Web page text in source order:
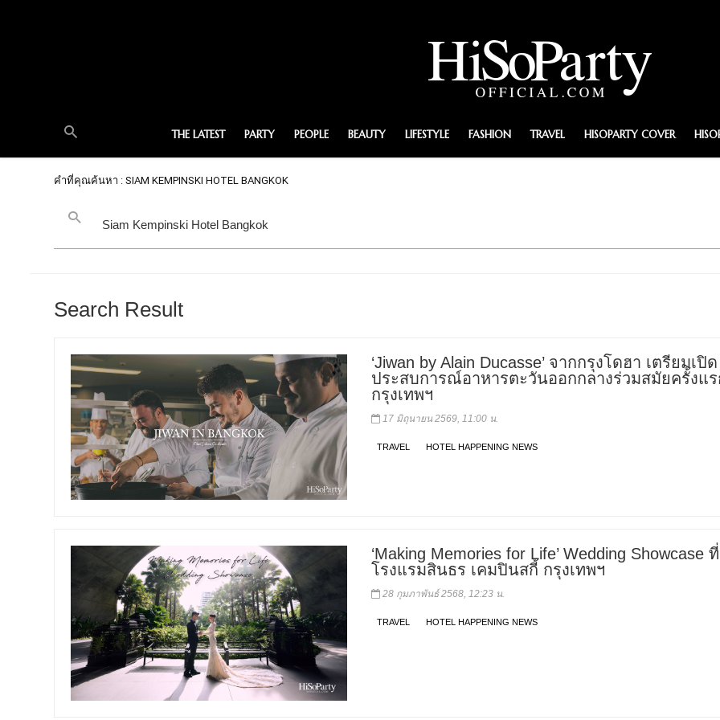
THE LATEST PARTY PEOPLE BEAUTY LIFESTYLE FASHION TRAVEL HISOPARTY COVER
คำที่คุณค้นหา : SIAM KEMPINSKI HOTEL BANGKOK
Search Result
‘Jiwan by Alain Ducasse’ จากกรุงโดฮา เตรียมเปิด
ประสบการณ์อาหารตะวันออกกลางร่วมสมัยครั้งแ
กรุงเทพฯ
17 มิถุนายน 2569, 11:00 น.
TRAVEL HOTEL HAPPENING NEWS
‘Making Memories for Life’ Wedding Showcase ที่
โรงแรมสินธร เคมปินสกี้ กรุงเทพฯ
28 กุมภาพันธ์ 2568, 12:23 น.
TRAVEL HOTEL HAPPENING NEWS